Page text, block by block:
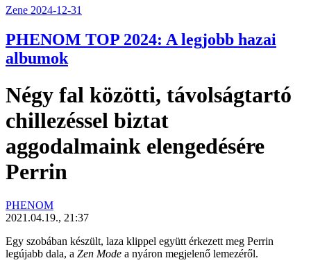
Zene 2024-12-31
PHENOM TOP 2024: A legjobb hazai
albumok
Négy fal közötti, távolságtartó
chillezéssel biztat
aggodalmaink elengedésére
Perrin
PHENOM
2021.04.19., 21:37
Egy szobában készült, laza klippel együtt érkezett meg Perrin
legújabb dala, a Zen Mode a nyáron megjelenő lemezéről.